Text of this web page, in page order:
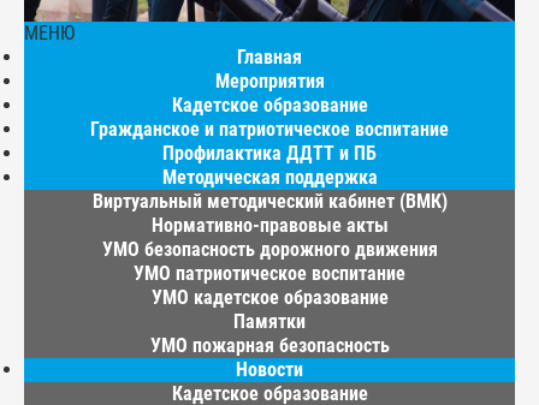
МЕНЮ
Главная
Мероприятия
Кадетское образование
Гражданское и патриотическое воспитание
Профилактика ДДТТ и ПБ
Методическая поддержка
Виртуальный методический кабинет (ВМК)
Нормативно-правовые акты
УМО безопасность дорожного движения
УМО патриотическое воспитание
УМО кадетское образование
Памятки
УМО пожарная безопасность
Новости
Кадетское образование